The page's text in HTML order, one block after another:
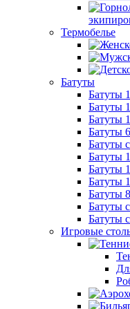
Термобелье
Батуты
Батуты
Батуты
Батуты
Батуты
Батуты
Батуты
Батуты
Батуты
Батуты
Батуты
Батуты
Игровые